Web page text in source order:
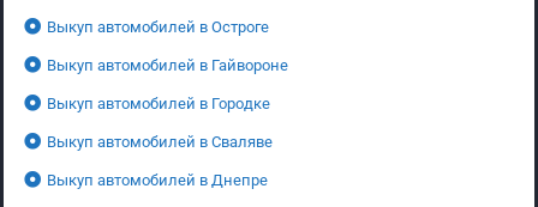
Выкуп автомобилей в Остроге
Выкуп автомобилей в Гайвороне
Выкуп автомобилей в Городке
Выкуп автомобилей в Сваляве
Выкуп автомобилей в Днепре